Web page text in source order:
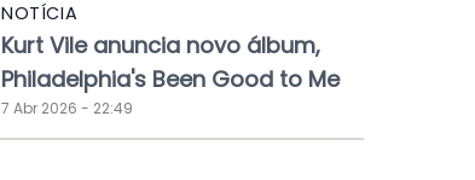
NOTÍCIA
Kurt Vile anuncia novo álbum,
Philadelphia's Been Good to Me
7 Abr 2026 - 22:49